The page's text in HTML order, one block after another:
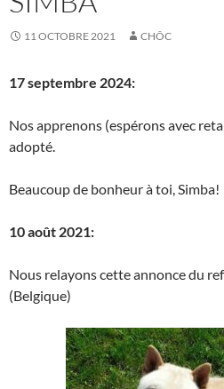
11 OCTOBRE 2021 CHÔC
17 septembre 2024:
Nos apprenons (espérons avec
adopté.
Beaucoup de bonheur à toi, Simba!
10 août 2021:
Nous relayons cette annonce du
(Belgique)